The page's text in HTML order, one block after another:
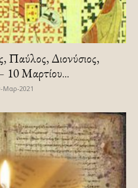
Παύλος, Διονύσιος,
10 Μαρτίου...
Μαρ-2021